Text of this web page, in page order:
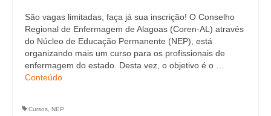
São vagas limitadas, faça já sua inscrição! O Conselho
Regional de Enfermagem de Alagoas (Coren-AL) através
do Núcleo de Educação Permanente (NEP), está
organizando mais um curso para os profissionais de
enfermagem do estado. Desta vez, o objetivo é o …
Conteúdo
Cursos NEP